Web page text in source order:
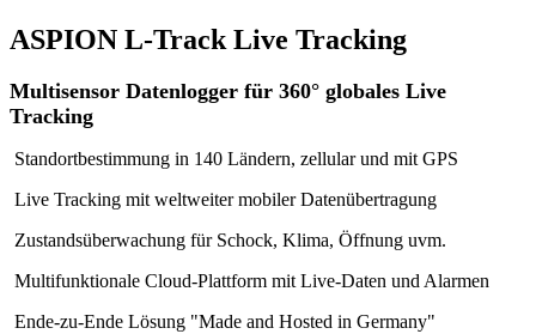
ASPION L-Track Live Tracking
Multisensor Datenlogger für 360° globales Live
Tracking
Standortbestimmung in 140 Ländern, zellular und mit GPS
Live Tracking mit weltweiter mobiler Datenübertragung
Zustandsüberwachung für Schock, Klima, Öffnung uvm.
Multifunktionale Cloud-Plattform mit Live-Daten und Alarmen
Ende-zu-Ende Lösung "Made and Hosted in Germany"